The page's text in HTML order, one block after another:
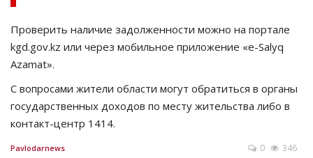
Проверить наличие задолженности можно на портале
kgd.gov.kz или через мобильное приложение «e-Salyq
Azamat».
С вопросами жители области могут обратиться в органы
государственных доходов по месту жительства либо в
контакт-центр 1414.
Pavlodarnews 0 346